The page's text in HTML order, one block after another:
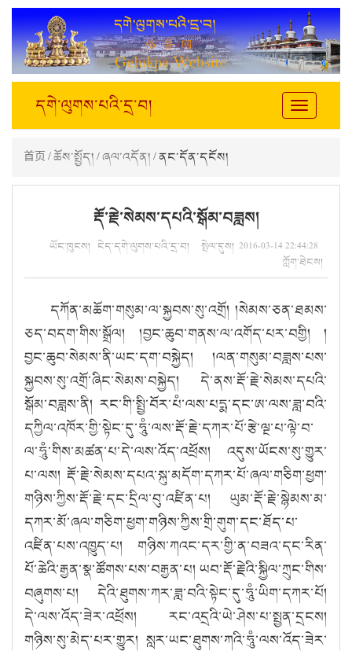
Toggle
navigation
དགེ་ལུགས་པའི་དྲ་བ།
首页/ཆོས་སྤྱོད།/ཞལ་འདོན།/ ནང་དོན་དངོས།
རྡོ་རྗེ་སེམས་དཔའི་སྒོམ་བཟླས།
ཡོང་ཁུངས། ངེད་དགེ་ལུགས་པའི་དྲ་བ། སྤེལ་དུས། 2016-03-14 22:44:28
ཀློག་ཐེངས།
དཀོན་མཆོག་གསུམ་ལ་སྐྱབས་སུ་འགྲོ། །སེམས་ཅན་ཐམས་
ཅད་བདག་གིས་སྒྲོལ། །བྱང་ཆུབ་གནས་ལ་འགོད་པར་བགྱི། །
བྱང་ཆུབ་སེམས་ནི་ཡང་དག་བསྐྱེད། །ལན་གསུམ་བཟླས་པས་
སྐྱབས་སུ་འགྲོ་ཞིང་སེམས་བསྐྱེད། དེ་ནས་རྡོ་རྗེ་སེམས་དཔའི་
སྒོམ་བཟླས་ནི། རང་གི་སྤྱི་བོར་པཾ་ལས་པདྨ་དང་ཨ་ལས་ཟླ་བའི་
དཀྱིལ་འཁོར་གྱི་སྟེང་དུ་ཧཱུཾ་ལས་རྡོ་རྗེ་དཀར་པོ་རྩེ་ལྔ་པ་ལྟེ་བ་
ལ་ཧཱུཾ་གིས་མཚན་པ་དེ་ལས་འོད་འཕྲོས། འདུས་ཡོངས་སུ་གྱུར་
པ་ལས། རྡོ་རྗེ་སེམས་དཔའ་སྐུ་མདོག་དཀར་པོ་ཞལ་གཅིག་ཕྱག་
གཉིས་ཀྱིས་རྡོ་རྗེ་དང་དྲིལ་བུ་འཛིན་པ། ཡུམ་རྡོ་རྗེ་སྙེམས་མ་
དཀར་མོ་ཞལ་གཅིག་ཕྱག་གཉིས་ཀྱིས་གྲི་གུག་དང་ཐོད་པ་
འཛིན་པས་འཁྱུད་པ། གཉིས་ཀའང་དར་གྱི་ན་བཟའ་དང་རིན་
པོ་ཆེའི་རྒྱན་སྣ་ཚོགས་པས་བརྒྱན་པ། ཡབ་རྡོ་རྗེའི་སྐྱིལ་ཀྲུང་གིས་
བཞུགས་པ། དེའི་ཐུགས་ཀར་ཟླ་བའི་སྟེང་དུ་ཧཱུཾ་ཡིག་དཀར་པོ།
དེ་ལས་འོད་ཟེར་འཕྲོས། རང་འདྲའི་ཡེ་ཤེས་པ་སྤྱན་དྲངས།
གཉིས་སུ་མེད་པར་གྱུར། སླར་ཡང་ཐུགས་ཀའི་ཧཱུཾ་ལས་འོད་ཟེར་